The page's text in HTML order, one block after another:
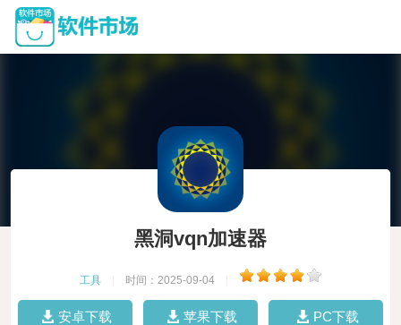
黑洞vqn加速器
工具 时间：2025-09-04
安卓下载 苹果下载 PC下载